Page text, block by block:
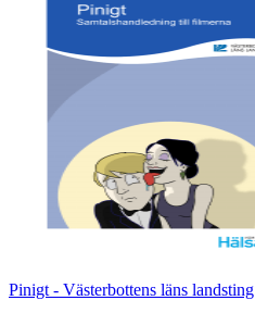
Pinigt - Västerbottens läns landsting